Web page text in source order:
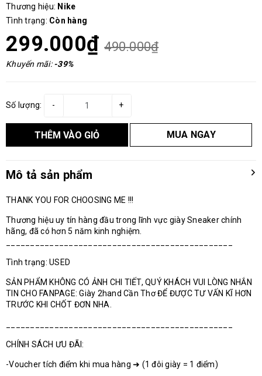
Thương hiệu: Nike
Tình trạng: Còn hàng
299.000₫ 490.000₫
Khuyến mãi:-39%
Số lượng: +
-
THÊM VÀO GIỎ MUA NGAY
Mô tả sản phẩm
THANK YOU FOR CHOOSING ME !!!
Thương hiệu uy tín hàng đầu trong lĩnh vực giày Sneaker chính
hãng, đã có hơn 5 năm kinh nghiệm.
Tình trạng: USED
SẢN PHẨM KHÔNG CÓ ẢNH CHI TIẾT, QUÝ KHÁCH VUI LÒNG NHẮN
TIN CHO FANPAGE: Giày 2hand Cần Thơ ĐỂ ĐƯỢC TƯ VẤN KĨ HƠN
TRƯỚC KHI CHỐT ĐƠN NHA.
CHÍNH SÁCH ƯU ĐÃI:
-Voucher tích điểm khi mua hàng ➜ (1 đôi giày = 1 điểm)